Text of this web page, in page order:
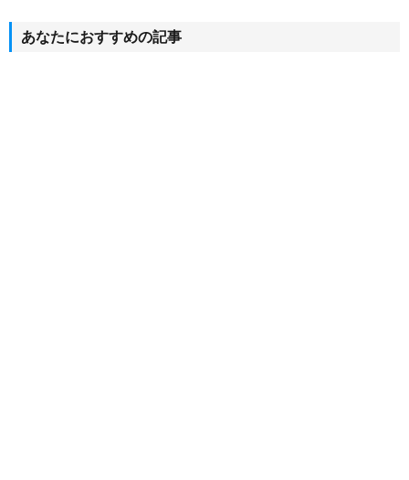
あなたにおすすめの記事